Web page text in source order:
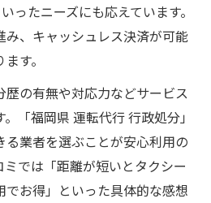
ったニーズにも応えています。
み、キャッシュレス決済が可能
す。
の有無や対応力などサービス
「福岡県 運転代行 行政処分」
業者を選ぶことが安心利用の
では「距離が短いとタクシー
でお得」といった具体的な感想